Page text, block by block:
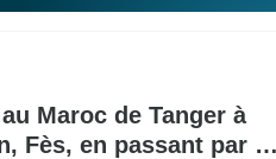
Maroc de Tanger à
Fès, en passant par le